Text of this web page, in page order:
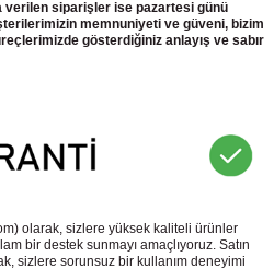
verilen siparişler ise pazartesi günü
memnuniyeti ve güveni, bizim
gösterdiğiniz anlayış ve sabır
olarak, sizlere yüksek kaliteli ürünler
bir destek sunmayı amaçlıyoruz. Satın
sizlere sorunsuz bir kullanım deneyimi